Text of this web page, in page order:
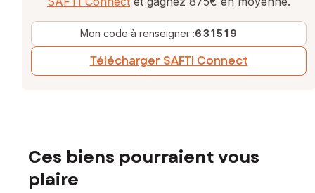
Mon code à renseigner :631519
Télécharger SAFTI Connect
Ces biens pourraient vous
plaire